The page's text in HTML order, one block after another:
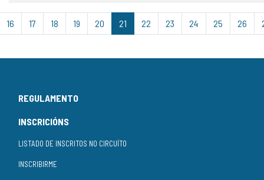
16 17 18 19 20 21 22 23 24 25 26
REGULAMENTO
INSCRICIÓNS
LISTADO DE INSCRITOS NO CIRCUÍTO
INSCRIBIRME